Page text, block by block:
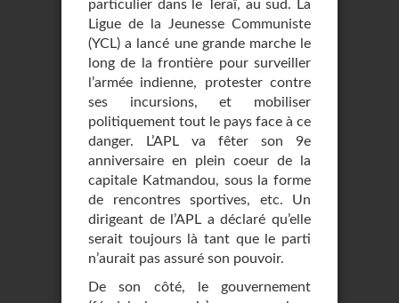
particulier dans le Teraï, au sud. La
Ligue de la Jeunesse Communiste
(YCL) a lancé une grande marche le
long de la frontière pour surveiller
l’armée indienne, protester contre
ses incursions, et mobiliser
politiquement tout le pays face à ce
danger. L’APL va fêter son 9e
anniversaire en plein coeur de la
capitale Katmandou, sous la forme
de rencontres sportives, etc. Un
dirigeant de l’APL a déclaré qu’elle
serait toujours là tant que le parti
n’aurait pas assuré son pouvoir.
De son côté, le gouvernement